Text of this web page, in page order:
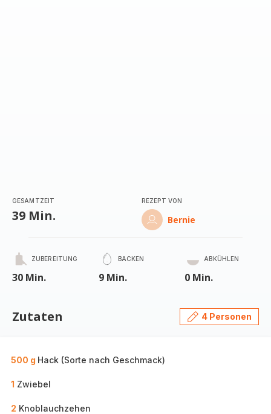
GESAMTZEIT
39 Min.
REZEPT VON
Bernie
ZUBEREITUNG
30 Min.
BACKEN
9 Min.
ABKÜHLEN
0 Min.
Zutaten 4 Personen
500 g Hack (Sorte nach Geschmack)
1 Zwiebel
2 Knoblauchzehen